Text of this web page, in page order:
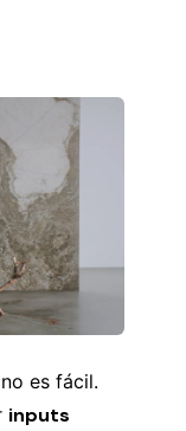
es fácil.
inputs